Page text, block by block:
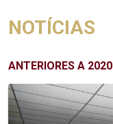
NOTÍCIAS
ANTERIORES A 2020